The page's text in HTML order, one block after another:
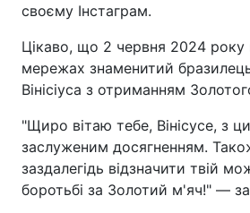
своєму Інстаграм.
Цікаво, що 2 червня 2024 року
мережах знаменитий
Вінісіуса з отриманням
"Щиро вітаю тебе, Вінісусе, з
заслуженим досягненням.
заздалегідь відзначити твій
боротьбі за Золотий м'яч!" —